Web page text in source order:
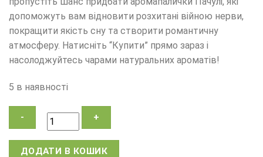
допоможуть вам відновити розхитані війною нерви,
покращити якість сну та створити романтичну
атмосферу. Натисніть “Купити” прямо зараз і
насолоджуйтесь чарами натуральних ароматів!
5 в наявності
Аромопалички
ДОДАТИ В КОШИК